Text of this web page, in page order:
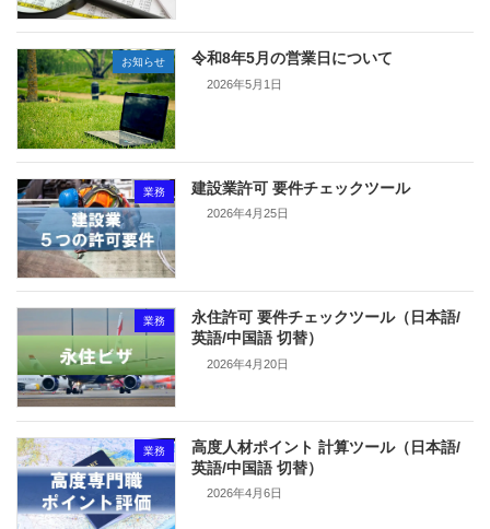
お知らせ 令和8年5月の営業日について
2026年5月1日
業務 建設業許可 要件チェックツール
2026年4月25日
業務
永住許可 要件チェックツール（日本語/
英語/中国語 切替）
2026年4月20日
業務
高度人材ポイント 計算ツール（日本語/
英語/中国語 切替）
2026年4月6日